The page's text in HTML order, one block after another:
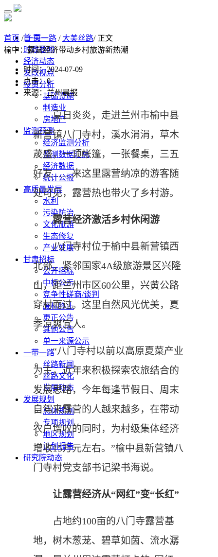
首 页
时政要闻
经济动态
发改视点
投资分析
基础设施
制造业
房地产
监测预测
经济监测分析
监测数据汇总
经济数据
统计公报
高质量发展
水利
污染防治
文化旅游
生态修复
产业发展
甘肃招标
公开招标
中标公示
竞争性磋商/谈判
废标终止
更正公告
其他公告
单一来源公示
一带一路
丝路新闻
丝路文化
发展动态
发展规划
总体规划
专项规划
地区规划
计划报告
研究院动态
首页 /一带一路 / 大美丝路/ 正文
榆中：露营经济带动乡村旅游新热潮
时间：2024-07-09
点击：0
来源：兰州晨报
夏日炎炎，走进兰州市榆中县
新营镇八门寺村，溪水涓涓，草木
茂盛，一顶帐篷，一张餐桌，三五
好友……来这里露营纳凉的游客随
处可见，露营热也带火了乡村游。
露营经济激活乡村休闲游
八门寺村位于榆中县新营镇西
北部，紧邻国家4A级旅游景区兴隆
山，距兰州市区60公里，兴黄公路
穿村而过。这里自然风光优美，夏
季凉爽宜人。
“八门寺村以前以高原夏菜产业
为主，近年来积极探索农旅结合的
发展思路，今年每逢节假日、周末
自驾来露营的人越来越多，在带动
农户增收的同时，为村级集体经济
增收15万元左右。”榆中县新营镇八
门寺村党支部书记梁书海说。
让露营经济从“网红”变“长红”
占地约100亩的八门寺露营基
地，树木葱茏、碧草如茵、流水潺